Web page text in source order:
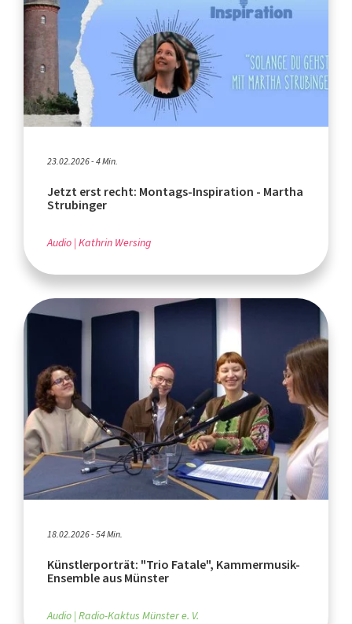
23.02.2026 - 4 Min.
Jetzt erst recht: Montags-Inspiration - Martha
Strubinger
Audio Kathrin Wersing
18.02.2026 - 54 Min.
Künstlerporträt: "Trio Fatale", Kammermusik-
Ensemble aus Münster
Audio Radio-Kaktus Münster e. V.